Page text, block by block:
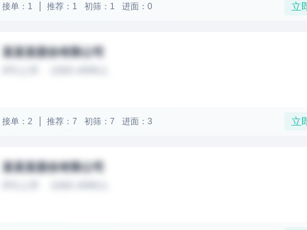
接单：1 推荐：1 初筛：1 进面：0 立
某某某股份有限公司
接单：2 推荐：7 初筛：7 进面：3 立
某某某股份有限公司